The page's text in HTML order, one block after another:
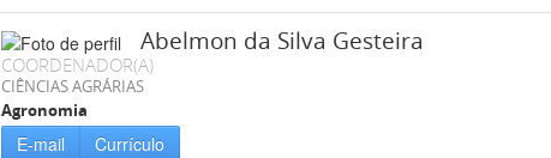
Abelmon da Silva Gesteira
COORDENADOR(A)
CIÊNCIAS AGRÁRIAS
Agronomia
E-mail Currículo